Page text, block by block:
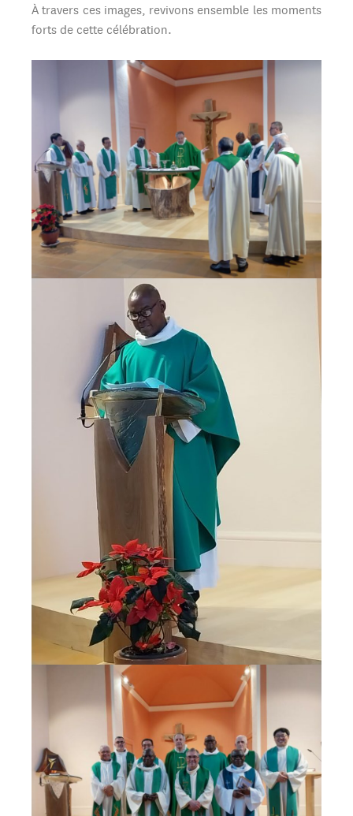
À travers ces images, revivons ensemble les moments
forts de cette célébration.